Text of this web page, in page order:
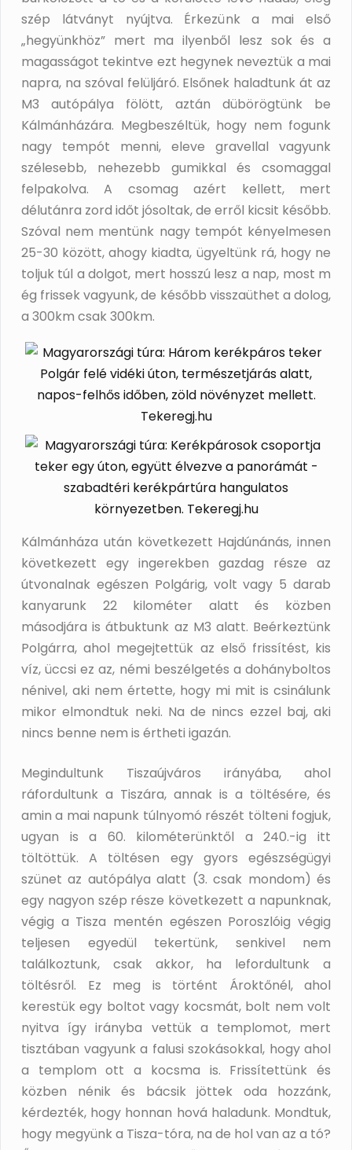
szép látványt nyújtva. Érkezünk a mai első
„hegyünkhöz” mert ma ilyenből lesz sok és a
magasságot tekintve ezt hegynek neveztük a mai
napra, na szóval felüljáró. Elsőnek haladtunk át az
M3 autópálya fölött, aztán dübörögtünk be
Kálmánházára. Megbeszéltük, hogy nem fogunk
nagy tempót menni, eleve gravellal vagyunk
szélesebb, nehezebb gumikkal és csomaggal
felpakolva. A csomag azért kellett, mert
délutánra zord időt jósoltak, de erről kicsit később.
Szóval nem mentünk nagy tempót kényelmesen
25-30 között, ahogy kiadta, ügyeltünk rá, hogy ne
toljuk túl a dolgot, mert hosszú lesz a nap, most m
ég frissek vagyunk, de később visszaüthet a dolog,
a 300km csak 300km.
Kálmánháza után következett Hajdúnánás, innen
következett egy ingerekben gazdag része az
útvonalnak egészen Polgárig, volt vagy 5 darab
kanyarunk 22 kilométer alatt és közben
másodjára is átbuktunk az M3 alatt. Beérkeztünk
Polgárra, ahol megejtettük az első frissítést, kis
víz, üccsi ez az, némi beszélgetés a dohányboltos
nénivel, aki nem értette, hogy mi mit is csinálunk
mikor elmondtuk neki. Na de nincs ezzel baj, aki
nincs benne nem is értheti igazán.
Megindultunk Tiszaújváros irányába, ahol
ráfordultunk a Tiszára, annak is a töltésére, és
amin a mai napunk túlnyomó részét tölteni fogjuk,
ugyan is a 60. kilométerünktől a 240.-ig itt
töltöttük. A töltésen egy gyors egészségügyi
szünet az autópálya alatt (3. csak mondom) és
egy nagyon szép része következett a napunknak,
végig a Tisza mentén egészen Poroszlóig végig
teljesen egyedül tekertünk, senkivel nem
találkoztunk, csak akkor, ha lefordultunk a
töltésről. Ez meg is történt Ároktőnél, ahol
kerestük egy boltot vagy kocsmát, bolt nem volt
nyitva így irányba vettük a templomot, mert
tisztában vagyunk a falusi szokásokkal, hogy ahol
a templom ott a kocsma is. Frissítettünk és
közben nénik és bácsik jöttek oda hozzánk,
kérdezték, hogy honnan hová haladunk. Mondtuk,
hogy megyünk a Tisza-tóra, na de hol van az a tó?